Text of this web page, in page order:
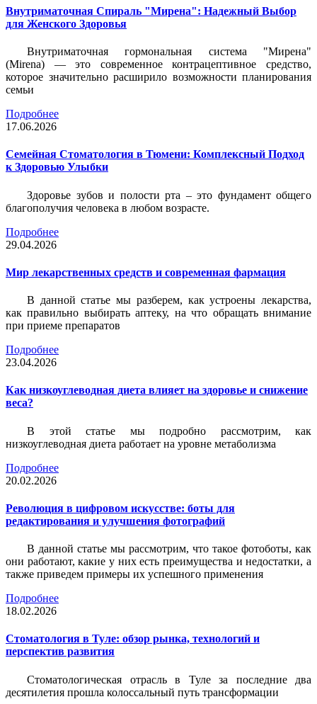
Внутриматочная Спираль "Мирена": Надежный Выбор
для Женского Здоровья
Внутриматочная гормональная система "Мирена"
(Mirena) — это современное контрацептивное средство,
которое значительно расширило возможности планирования
семьи
Подробнее
17.06.2026
Семейная Стоматология в Тюмени: Комплексный Подход
к Здоровью Улыбки
Здоровье зубов и полости рта – это фундамент общего
благополучия человека в любом возрасте.
Подробнее
29.04.2026
Мир лекарственных средств и современная фармация
В данной статье мы разберем, как устроены лекарства,
как правильно выбирать аптеку, на что обращать внимание
при приеме препаратов
Подробнее
23.04.2026
Как низкоуглеводная диета влияет на здоровье и снижение
веса?
В этой статье мы подробно рассмотрим, как
низкоуглеводная диета работает на уровне метаболизма
Подробнее
20.02.2026
Революция в цифровом искусстве: боты для
редактирования и улучшения фотографий
В данной статье мы рассмотрим, что такое фотоботы, как
они работают, какие у них есть преимущества и недостатки, а
также приведем примеры их успешного применения
Подробнее
18.02.2026
Стоматология в Туле: обзор рынка, технологий и
перспектив развития
Стоматологическая отрасль в Туле за последние два
десятилетия прошла колоссальный путь трансформации